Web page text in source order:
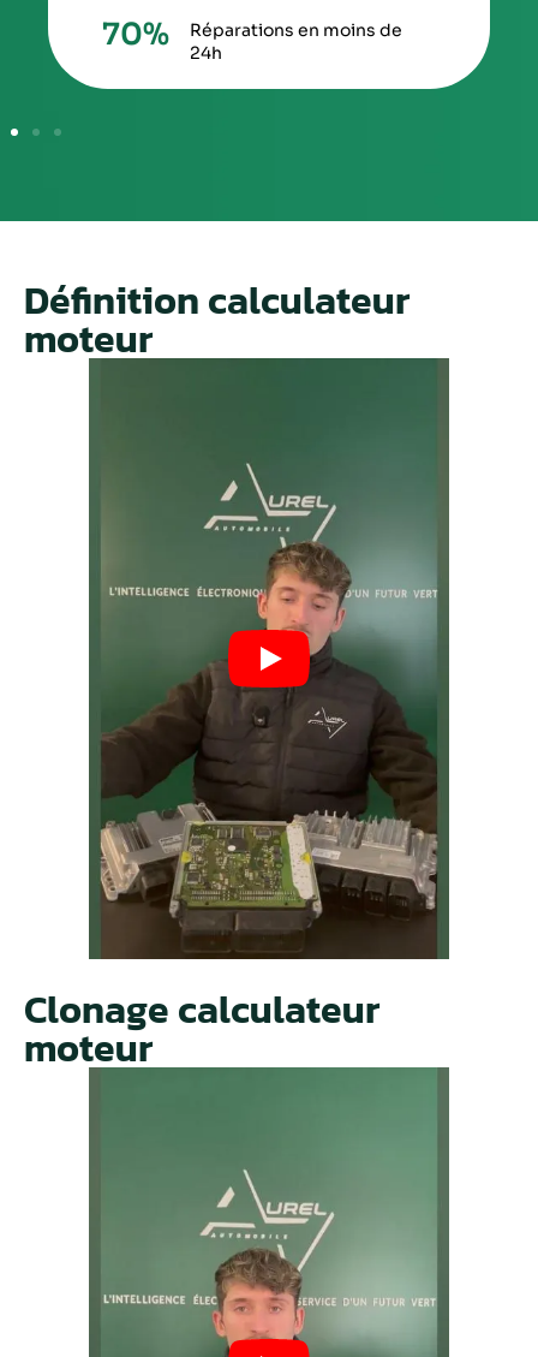
Réparations en moins de
24h
70%
Définition calculateur
moteur
Clonage calculateur
moteur